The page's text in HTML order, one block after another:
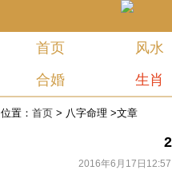
首页 风水
合婚
生肖
位置： 首页 > 八字命理 >文章
2016年6月17日12:57